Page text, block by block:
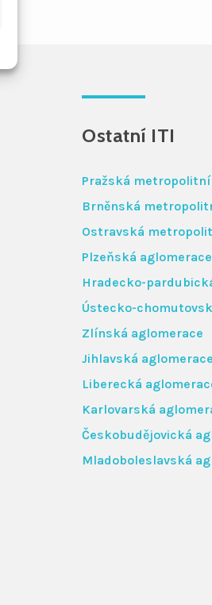
Ostatní ITI
Pražská
Brněnská
Ostravská
Plzeňská aglomerace
Hradecko-
Ústecko-
Zlínská aglomerace
Jihlavská aglomerace
Liberecká
Karlovarská
Českobudějovická
Mladoboleslavská